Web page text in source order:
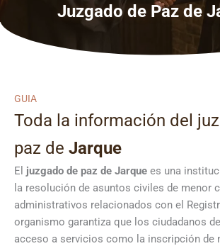
Juzgado de Paz de
GUIA
Toda la información del
paz de Jarque
El juzgado de paz de Jarque es una
la resolución de asuntos civiles de menor
administrativos relacionados con el
organismo garantiza que los ciudadanos
acceso a servicios como la inscripción de